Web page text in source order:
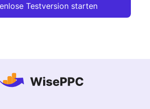
Testversion starten